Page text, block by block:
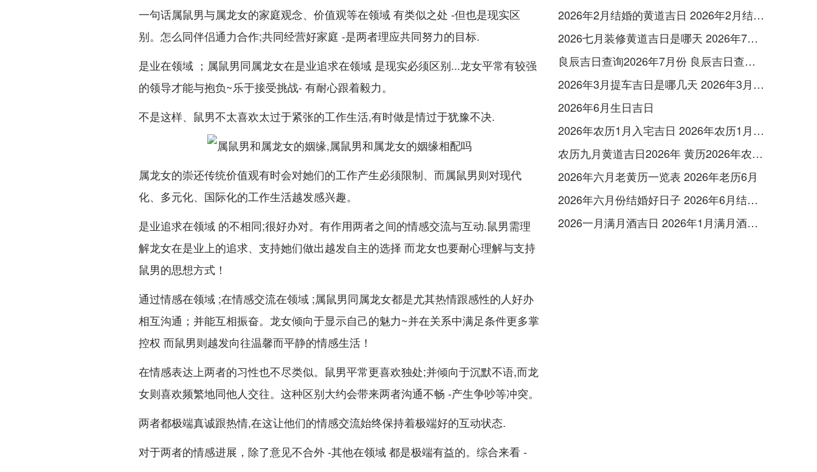
一句话属鼠男与属龙女的家庭观念、价值观等在领域 有类似之处 -但也是现实区
别。怎么同伴侣通力合作;共同经营好家庭 -是两者理应共同努力的目标.
是业在领域 ；属鼠男同属龙女在是业追求在领域 是现实必须区别...龙女平常有较强
的领导才能与抱负~乐于接受挑战- 有耐心跟着毅力。
不是这样、鼠男不太喜欢太过于紧张的工作生活,有时做是情过于犹豫不决.
属龙女的崇还传统价值观有时会对她们的工作产生必须限制、而属鼠男则对现代
化、多元化、国际化的工作生活越发感兴趣。
是业追求在领域 的不相同;很好办对。有作用两者之间的情感交流与互动.鼠男需理
解龙女在是业上的追求、支持她们做出越发自主的选择 而龙女也要耐心理解与支持
鼠男的思想方式！
通过情感在领域 ;在情感交流在领域 ;属鼠男同属龙女都是尤其热情跟感性的人好办
相互沟通；并能互相振奋。龙女倾向于显示自己的魅力~并在关系中满足条件更多掌
控权 而鼠男则越发向往温馨而平静的情感生活！
在情感表达上两者的习性也不尽类似。鼠男平常更喜欢独处;并倾向于沉默不语,而龙
女则喜欢频繁地同他人交往。这种区别大约会带来两者沟通不畅 -产生争吵等冲突。
两者都极端真诚跟热情,在这让他们的情感交流始终保持着极端好的互动状态.
对于两者的情感进展，除了意见不合外 -其他在领域 都是极端有益的。综合来看 -
2026年2月结婚的黄道吉日 2026年2月结婚黄道吉日查询最新
2026七月装修黄道吉日是哪天 2026年7月装修吉日
良辰吉日查询2026年7月份 良辰吉日查询2026年1月份
2026年3月提车吉日是哪几天 2026年3月26号提车
2026年6月生日吉日
2026年农历1月入宅吉日 2026年农历1月入宅最好的日子
农历九月黄道吉日2026年 黄历2026年农历九月黄道吉日查询
2026年六月老黄历一览表 2026年老历6月
2026年六月份结婚好日子 2026年6月结婚好吗
2026一月满月酒吉日 2026年1月满月酒吉日